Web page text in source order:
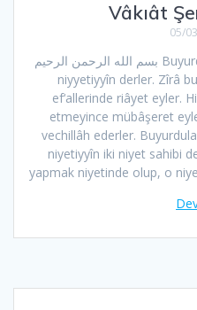
Vâkıât
05/
بسم الله الرحمن الرحیم Buyurdular ki: Bizim tarîkımız ehline
niyyetiyyîn derler. Zîrâ
ef‘allerinde riâyet eyler.
etmeyince mübâşeret
vechillâh ederler.
niyetiyyîn iki niyet sahibi
yapmak niyetinde olup, o